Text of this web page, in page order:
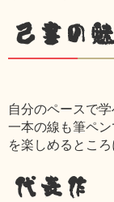
己書の
自分のペースで
一本の線も筆ペ
を楽しめるとこ
代表作